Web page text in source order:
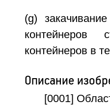
(g)
контейнеров
контейнеров в
Описание
[0001]